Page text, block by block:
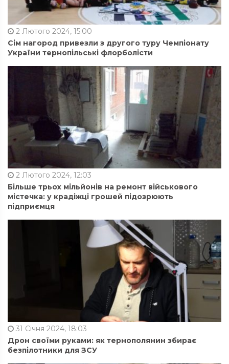
2 Лютого 2024, 15:00
Сім нагород привезли з другого туру Чемпіонату
України тернопільські флорболісти
2 Лютого 2024, 12:03
Більше трьох мільйонів на ремонт військового
містечка: у крадіжці грошей підозрюють
підприємця
31 Січня 2024, 18:03
Дрон своїми руками: як тернополянин збирає
безпілотники для ЗСУ